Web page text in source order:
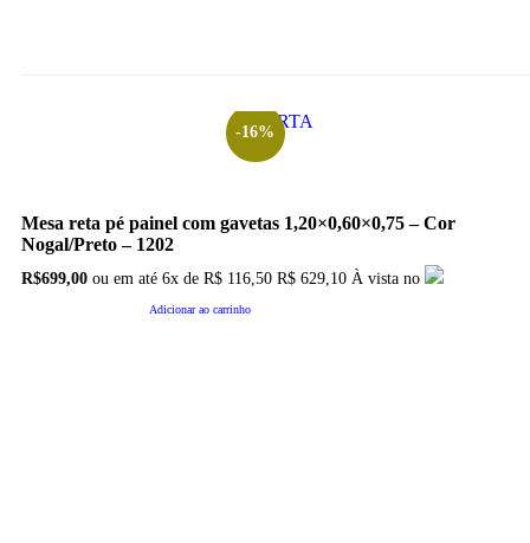
-16%
OFERTA
Mesa reta pé painel com gavetas 1,20×0,60×0,75 – Cor
Nogal/Preto – 1202
O
R$699,00Oou em até 6x de R$ 116,50 R$ 629,10 À vista no
Adicionar ao carrinho